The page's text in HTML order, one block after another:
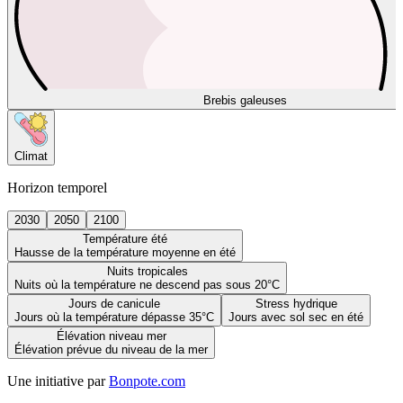
Brebis galeuses
Climat
Horizon temporel
2030 2050
2100
Température été
Hausse de la température moyenne en été
Nuits tropicales
Nuits où la température ne descend pas sous 20°C
Jours de canicule
Jours où la température dépasse 35°C
Stress hydrique
Jours avec sol sec en été
Élévation niveau mer
Élévation prévue du niveau de la mer
Une initiative par Bonpote.com